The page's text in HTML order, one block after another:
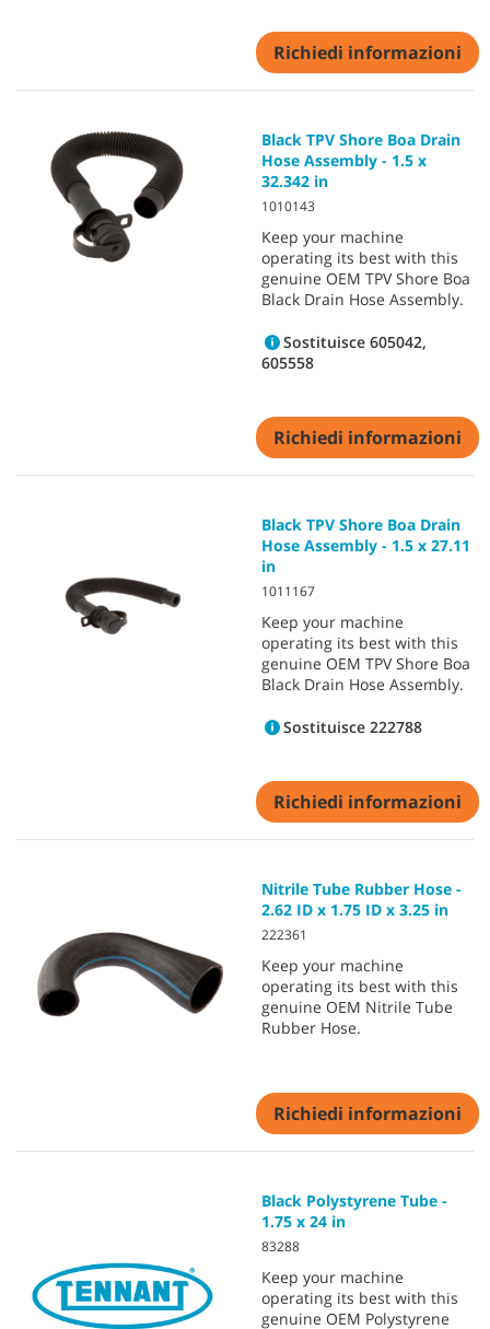
Richiedi informazioni
Black TPV Shore Boa Drain
Hose Assembly - 1.5 x
32.342 in
1010143
Keep your machine
operating its best with this
genuine OEM TPV Shore Boa
Black Drain Hose Assembly.
Sostituisce 605042,
605558
Richiedi informazioni
Black TPV Shore Boa Drain
Hose Assembly - 1.5 x 27.11
in
1011167
Keep your machine
operating its best with this
genuine OEM TPV Shore Boa
Black Drain Hose Assembly.
Sostituisce 222788
Richiedi informazioni
Nitrile Tube Rubber Hose -
2.62 ID x 1.75 ID x 3.25 in
222361
Keep your machine
operating its best with this
genuine OEM Nitrile Tube
Rubber Hose.
Richiedi informazioni
Black Polystyrene Tube -
1.75 x 24 in
83288
Keep your machine
operating its best with this
genuine OEM Polystyrene